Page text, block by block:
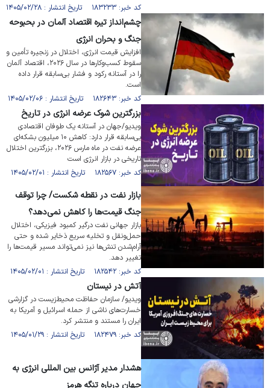
کد خبر: ۱۸۳۲۳۳ تاریخ انتشار : ۱۴۰۵/۰۲/۲۸
چشم‌انداز تیره اقتصاد آلمان در بحبوحه
جنگ و بحران انرژی
افزایش قیمت انرژی، اختلال در زنجیره تأمین و
سقوط کسب‌وکار‌ها در سال ۲۰۲۶، اقتصاد آلمان
را در آستانه رکود و فشار بی‌سابقه قرار داده
است.
کد خبر: ۱۸۲۶۴۳ تاریخ انتشار : ۱۴۰۵/۰۲/۰۶
بزرگترین شوک عرضه انرژی در تاریخ
ویدیو/جهان در آستانه یک طوفان اقتصادی
بی‌سابقه قرار دارد: کاهش ۱۰ میلیون بشکه‌ای
عرضه نفت در ماه مارس ۲۰۲۶، بزرگترین اختلال
تاریخی در بازار انرژی است
کد خبر: ۱۸۲۵۶۷ تاریخ انتشار : ۱۴۰۵/۰۲/۰۱
بازار نفت در نقطه شکست/ چرا توقف
جنگ قیمت‌ها را کاهش نمی‌دهد؟
بازار جهانی نفت درگیر کمبود فیزیکی، اختلال
حمل‌ونقل و تخلیه سریع ذخایر شده و حتی
آرام‌شدن تنش‌ها نیز نمی‌تواند مسیر قیمت‌ها را
تغییر دهد.
کد خبر: ۱۸۲۵۴۲ تاریخ انتشار : ۱۴۰۵/۰۲/۰۱
آتش در نیستان
ویدیو/ سازمان حفاظت محیط‌زیست در گزارشی
خسارت‌های ناشی از حمله اسرائیل و آمریکا به
ایران را مستند و منتشر کرد.
کد خبر: ۱۸۲۴۷۹ تاریخ انتشار : ۱۴۰۵/۰۱/۲۹
هشدار مدیر آژانس بین المللی انرژی به
جهان درباره تنگه هرمز